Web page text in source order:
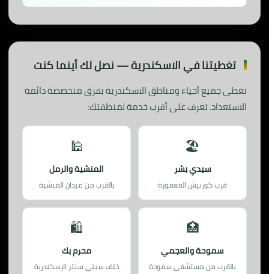
تغطيتنا في الاسكندرية — نصل لك أينما كنت
نغطي جميع أحياء ومناطق الاسكندرية بفرق متخصصة دائمة
الاستعداد. تعرف على أقرب خدمة لمنطقتك:
🏖️
سيدي بشر
قرب كورنيش المعمورة
🕌
المنشية والرمل
بالقرب من ميدان المنشية
🏥
سموحة والعجمي
بالقرب من مستشفى سموحة
🛍️
محرم بك
خلف سيتي سنتر الإسكندرية